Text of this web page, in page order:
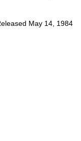
May 14, 1984